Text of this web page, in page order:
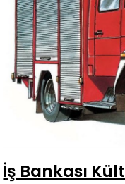
İş Bankası